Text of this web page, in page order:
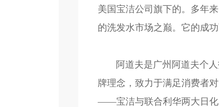
美国宝洁公司旗下的。多年
的洗发水市场之巅。它的成
阿道夫是广州阿道夫个
牌理念，致力于满足消费者
——宝洁与联合利华两大日化